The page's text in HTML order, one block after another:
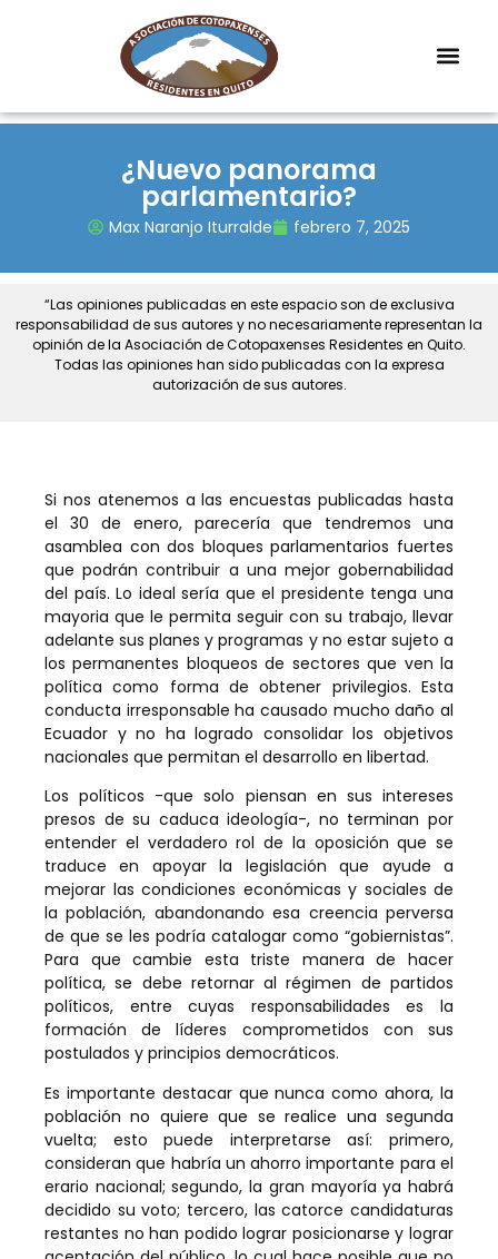
¿Nuevo panorama
parlamentario?
Max Naranjo Iturralde febrero 7, 2025
“Las opiniones publicadas en este espacio son de exclusiva
responsabilidad de sus autores y no necesariamente representan la
opinión de la Asociación de Cotopaxenses Residentes en Quito.
Todas las opiniones han sido publicadas con la expresa
autorización de sus autores.
Si nos atenemos a las encuestas publicadas hasta
el 30 de enero, parecería que tendremos una
asamblea con dos bloques parlamentarios fuertes
que podrán contribuir a una mejor gobernabilidad
del país. Lo ideal sería que el presidente tenga una
mayoria que le permita seguir con su trabajo, llevar
adelante sus planes y programas y no estar sujeto a
los permanentes bloqueos de sectores que ven la
política como forma de obtener privilegios. Esta
conducta irresponsable ha causado mucho daño al
Ecuador y no ha logrado consolidar los objetivos
nacionales que permitan el desarrollo en libertad.
Los políticos -que solo piensan en sus intereses
presos de su caduca ideología-, no terminan por
entender el verdadero rol de la oposición que se
traduce en apoyar la legislación que ayude a
mejorar las condiciones económicas y sociales de
la población, abandonando esa creencia perversa
de que se les podría catalogar como “gobiernistas”.
Para que cambie esta triste manera de hacer
política, se debe retornar al régimen de partidos
políticos, entre cuyas responsabilidades es la
formación de líderes comprometidos con sus
postulados y principios democráticos.
Es importante destacar que nunca como ahora, la
población no quiere que se realice una segunda
vuelta; esto puede interpretarse así: primero,
consideran que habría un ahorro importante para el
erario nacional; segundo, la gran mayoría ya habrá
decidido su voto; tercero, las catorce candidaturas
restantes no han podido lograr posicionarse y lograr